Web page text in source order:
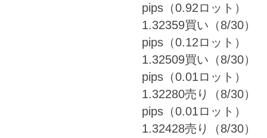
pips（0.92ロット）
1.32359買い（8/30
pips（0.12ロット）
1.32509買い（8/30
pips（0.01ロット）
1.32280売り（8/30
pips（0.01ロット）
1.32428売り（8/30